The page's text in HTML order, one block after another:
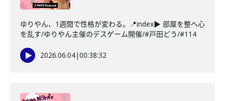
ゆりやん、1週間で性格が変わる。📍index▶ 部屋を整へ心
を乱す/ゆりやん主催のデスゲーム開催/#戸田どう/#114
2026.06.04|00:38:32